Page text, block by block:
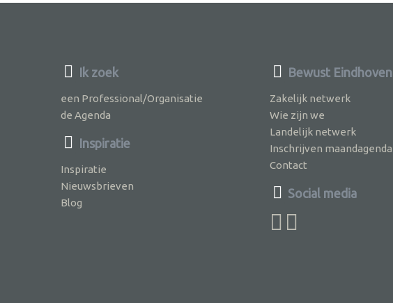
Ik zoek
een Professional/Organisatie
de Agenda
Inspiratie
Inspiratie
Nieuwsbrieven
Blog
Bewust Eindhoven
Zakelijk netwerk
Wie zijn we
Landelijk netwerk
Inschrijven maandagenda
Contact
Social media